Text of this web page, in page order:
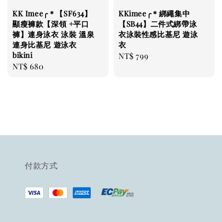
KK Imee╭＊【SF634】
顯瘦褲款【深領 +平口
褲】連身泳衣 泳裝 溫泉
連身比基尼 遊泳衣
bikini
Regular
NT$ 680
KKimee╭＊綁繩集中
【SB44】二件式綁帶泳
衣泳裝性感比基尼 遊泳
衣
Regular
NT$ 799
付款方式